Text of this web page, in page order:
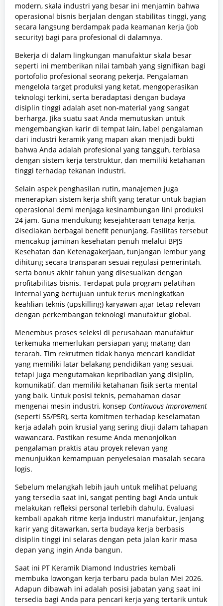
modern, skala industri yang besar ini menjamin bahwa
operasional bisnis berjalan dengan stabilitas tinggi, yang
secara langsung berdampak pada keamanan kerja (job
security) bagi para profesional di dalamnya.
Bekerja di dalam lingkungan manufaktur skala besar
seperti ini memberikan nilai tambah yang signifikan bagi
portofolio profesional seorang pekerja. Pengalaman
mengelola target produksi yang ketat, mengoperasikan
teknologi terkini, serta beradaptasi dengan budaya
disiplin tinggi adalah aset non-material yang sangat
berharga. Jika suatu saat Anda memutuskan untuk
mengembangkan karir di tempat lain, label pengalaman
dari industri keramik yang mapan akan menjadi bukti
bahwa Anda adalah profesional yang tangguh, terbiasa
dengan sistem kerja terstruktur, dan memiliki ketahanan
tinggi terhadap tekanan industri.
Selain aspek penghasilan rutin, manajemen juga
menerapkan sistem kerja shift yang teratur untuk bagian
operasional demi menjaga kesinambungan lini produksi
24 jam. Guna mendukung kesejahteraan tenaga kerja,
disediakan berbagai benefit penunjang. Fasilitas tersebut
mencakup jaminan kesehatan penuh melalui BPJS
Kesehatan dan Ketenagakerjaan, tunjangan lembur yang
dihitung secara transparan sesuai regulasi pemerintah,
serta bonus akhir tahun yang disesuaikan dengan
profitabilitas bisnis. Terdapat pula program pelatihan
internal yang bertujuan untuk terus meningkatkan
keahlian teknis (upskilling) karyawan agar tetap relevan
dengan perkembangan teknologi manufaktur global.
Menembus proses seleksi di perusahaan manufaktur
terkemuka memerlukan persiapan yang matang dan
terarah. Tim rekrutmen tidak hanya mencari kandidat
yang memiliki latar belakang pendidikan yang sesuai,
tetapi juga mengutamakan kepribadian yang disiplin,
komunikatif, dan memiliki ketahanan fisik serta mental
yang baik. Untuk posisi teknis, pemahaman dasar
mengenai mesin industri, konsep Continuous Improvement
(seperti 5S/P5R), serta komitmen terhadap keselamatan
kerja adalah poin krusial yang sering diuji dalam tahapan
wawancara. Pastikan resume Anda menonjolkan
pengalaman praktis atau proyek relevan yang
menunjukkan kemampuan penyelesaian masalah secara
logis.
Sebelum melangkah lebih jauh untuk melihat peluang
yang tersedia saat ini, sangat penting bagi Anda untuk
melakukan refleksi personal terlebih dahulu. Evaluasi
kembali apakah ritme kerja industri manufaktur, jenjang
karir yang ditawarkan, serta budaya kerja berbasis
disiplin tinggi ini selaras dengan peta jalan karir masa
depan yang ingin Anda bangun.
Saat ini PT Keramik Diamond Industries kembali
membuka lowongan kerja terbaru pada bulan Mei 2026.
Adapun dibawah ini adalah posisi jabatan yang saat ini
tersedia bagi Anda para pencari kerja yang tertarik untuk